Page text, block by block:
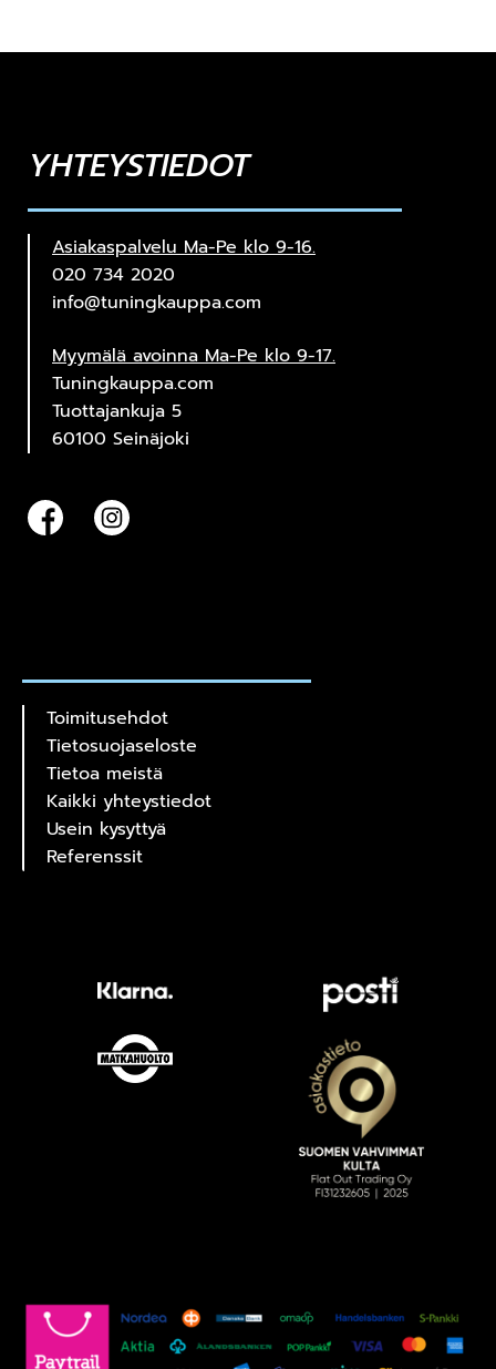
YHTEYSTIEDOT
Asiakaspalvelu Ma-Pe klo 9-16.
020 734 2020
info@tuningkauppa.com
Myymälä avoinna Ma-Pe klo 9-17.
Tuningkauppa.com
Tuottajankuja 5
60100 Seinäjoki
Toimitusehdot
Tietosuojaseloste
Tietoa meistä
Kaikki yhteystiedot
Usein kysyttyä
Referenssit